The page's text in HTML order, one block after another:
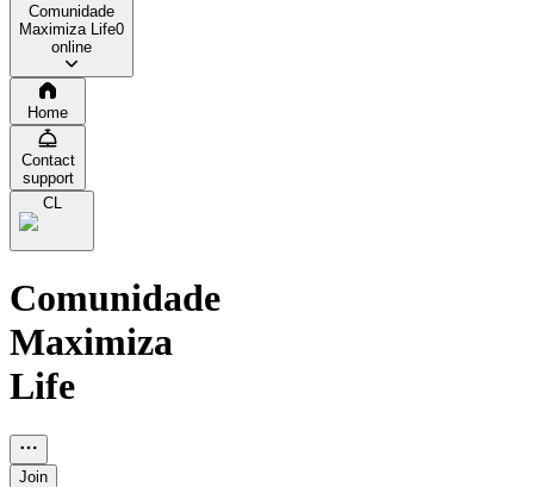
Comunidade
Maximiza Life0
online
Home
Contact
support
CL
Comunidade
Maximiza
Life
Join